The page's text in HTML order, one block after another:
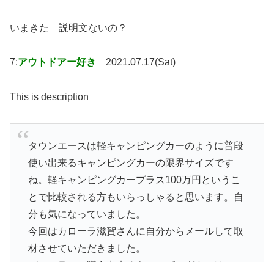
いまきた 説明文ないの？
7:アウトドアー好き 2021.07.17(Sat)
This is description
タウンエースは軽キャンピングカーのように普段
使い出来るキャンピングカーの限界サイズです
ね。軽キャンピングカープラス100万円というこ
とで比較される方もいらっしゃると思います。自
分も気になっていました。
今回はカローラ滋賀さんに自分からメールして取
材させていただきました。